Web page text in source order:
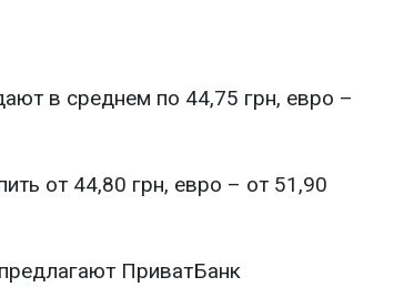
в среднем по 44,75 грн, евро –
от 44,80 грн, евро – от 51,90
предлагают ПриватБанк